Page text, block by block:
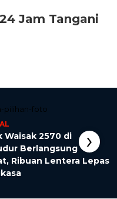
Jam Tangani
Waisak 2570 di
Berlangsung
Ribuan Lentera Lepas
›